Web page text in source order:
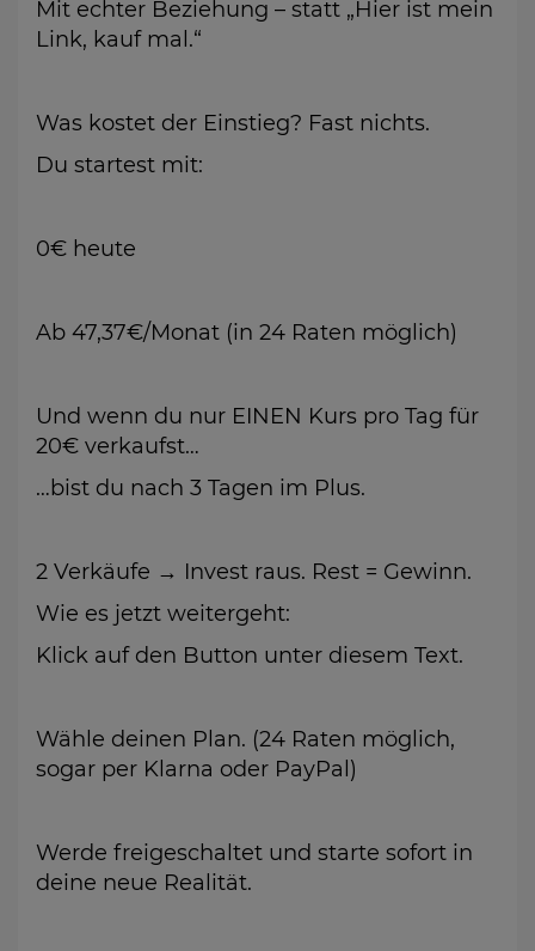
Mit echter Beziehung – statt „Hier ist mein
Link, kauf mal.“
Was kostet der Einstieg? Fast nichts.
Du startest mit:
0€ heute
Ab 47,37€/Monat (in 24 Raten möglich)
Und wenn du nur EINEN Kurs pro Tag für
20€ verkaufst…
…bist du nach 3 Tagen im Plus.
2 Verkäufe → Invest raus. Rest = Gewinn.
Wie es jetzt weitergeht:
Klick auf den Button unter diesem Text.
Wähle deinen Plan. (24 Raten möglich,
sogar per Klarna oder PayPal)
Werde freigeschaltet und starte sofort in
deine neue Realität.